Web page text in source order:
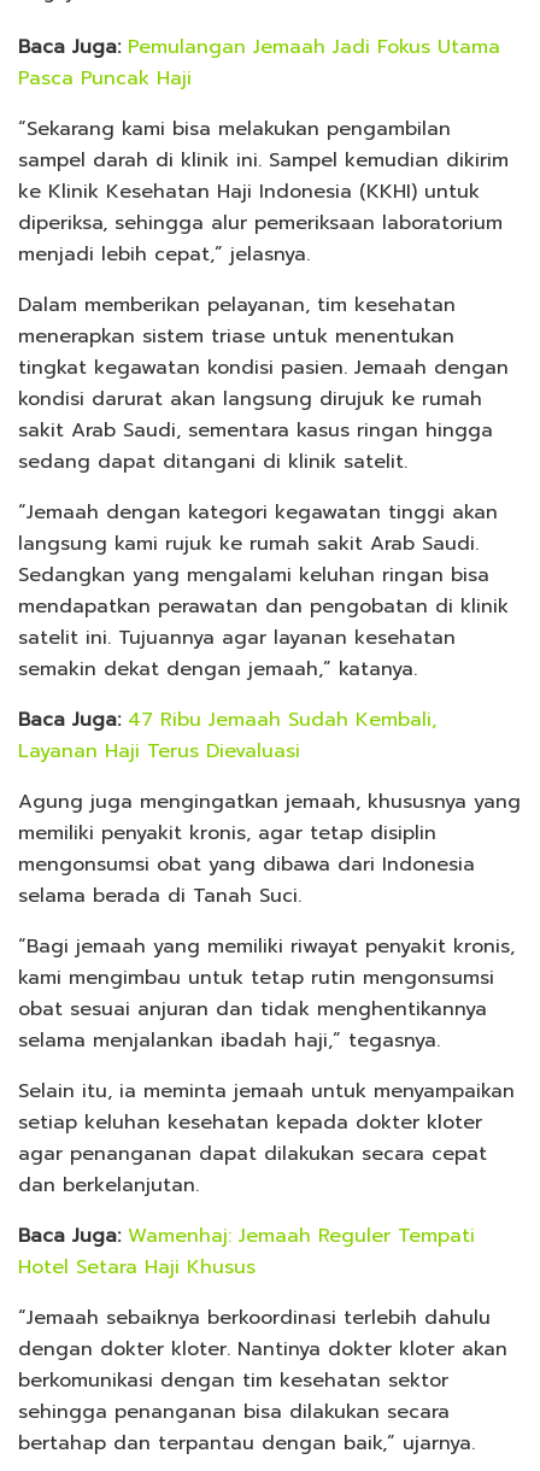
Baca Juga: Pemulangan Jemaah Jadi Fokus Utama
Pasca Puncak Haji
“Sekarang kami bisa melakukan pengambilan
sampel darah di klinik ini. Sampel kemudian dikirim
ke Klinik Kesehatan Haji Indonesia (KKHI) untuk
diperiksa, sehingga alur pemeriksaan laboratorium
menjadi lebih cepat,” jelasnya.
Dalam memberikan pelayanan, tim kesehatan
menerapkan sistem triase untuk menentukan
tingkat kegawatan kondisi pasien. Jemaah dengan
kondisi darurat akan langsung dirujuk ke rumah
sakit Arab Saudi, sementara kasus ringan hingga
sedang dapat ditangani di klinik satelit.
“Jemaah dengan kategori kegawatan tinggi akan
langsung kami rujuk ke rumah sakit Arab Saudi.
Sedangkan yang mengalami keluhan ringan bisa
mendapatkan perawatan dan pengobatan di klinik
satelit ini. Tujuannya agar layanan kesehatan
semakin dekat dengan jemaah,” katanya.
Baca Juga: 47 Ribu Jemaah Sudah Kembali,
Layanan Haji Terus Dievaluasi
Agung juga mengingatkan jemaah, khususnya yang
memiliki penyakit kronis, agar tetap disiplin
mengonsumsi obat yang dibawa dari Indonesia
selama berada di Tanah Suci.
“Bagi jemaah yang memiliki riwayat penyakit kronis,
kami mengimbau untuk tetap rutin mengonsumsi
obat sesuai anjuran dan tidak menghentikannya
selama menjalankan ibadah haji,” tegasnya.
Selain itu, ia meminta jemaah untuk menyampaikan
setiap keluhan kesehatan kepada dokter kloter
agar penanganan dapat dilakukan secara cepat
dan berkelanjutan.
Baca Juga: Wamenhaj: Jemaah Reguler Tempati
Hotel Setara Haji Khusus
“Jemaah sebaiknya berkoordinasi terlebih dahulu
dengan dokter kloter. Nantinya dokter kloter akan
berkomunikasi dengan tim kesehatan sektor
sehingga penanganan bisa dilakukan secara
bertahap dan terpantau dengan baik,” ujarnya.